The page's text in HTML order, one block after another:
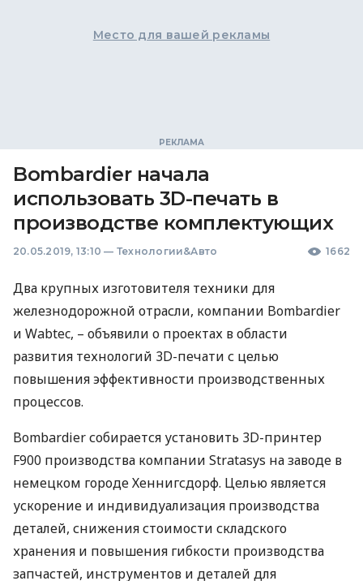
Место для вашей рекламы
Bombardier начала
использовать 3D-печать в
производстве комплектующих
20.05.2019, 13:10 — Технологии&Авто 1662
Два крупных изготовителя техники для
железнодорожной отрасли, компании Bombardier
и Wabtec, – объявили о проектах в области
развития технологий 3D-печати с целью
повышения эффективности производственных
процессов.
Bombardier собирается установить 3D-принтер
F900 производства компании Stratasys на заводе в
немецком городе Хеннигсдорф. Целью является
ускорение и индивидуализация производства
деталей, снижения стоимости складского
хранения и повышения гибкости производства
запчастей, инструментов и деталей для